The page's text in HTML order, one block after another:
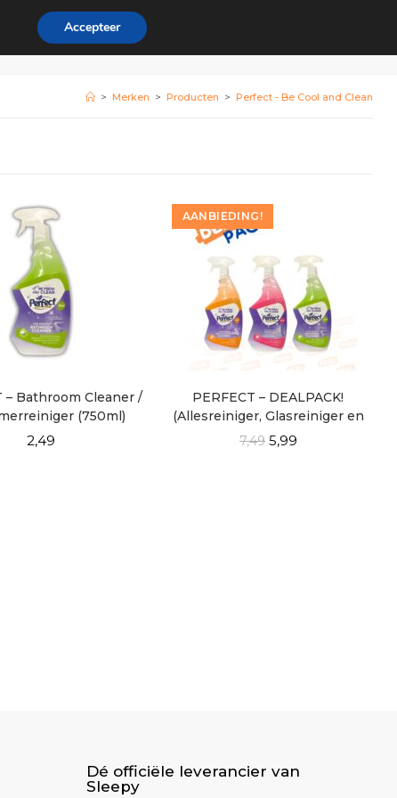
Zakelijk 0
> Merken > Producten > Perfect - Be Cool and Clean
– Bathroom Cleaner /
(750ml)
2,49
AANBIEDING!
PERFECT – DEALPACK!
(Allesreiniger, Glasreiniger en
Badkamerreiniger)
7,49 5,99
Dé officiële leverancier van
Sleepy
Accepteer